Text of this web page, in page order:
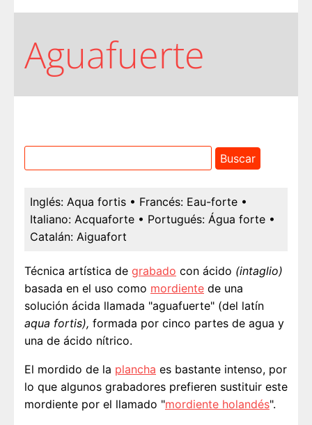
Aguafuerte
Inglés: Aqua fortis • Francés: Eau-forte •
Italiano: Acquaforte • Portugués: Água forte •
Catalán: Aiguafort
Técnica artística de grabado con ácido (intaglio)
basada en el uso como mordiente de una
solución ácida llamada "aguafuerte" (del latín
aqua fortis), formada por cinco partes de agua y
una de ácido nítrico.
El mordido de la plancha es bastante intenso, por
lo que algunos grabadores prefieren sustituir este
mordiente por el llamado "mordiente holandés".